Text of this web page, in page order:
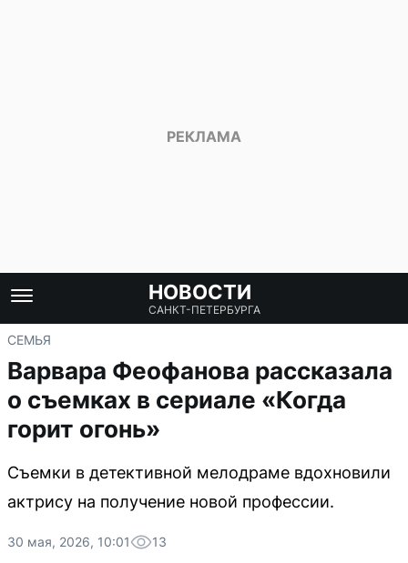
НОВОСТИ
САНКТ-ПЕТЕРБУРГА
СЕМЬЯ
Варвара Феофанова рассказала
о съемках в сериале «Когда
горит огонь»
Съемки в детективной мелодраме вдохновили
актрису на получение новой профессии.
30 мая, 2026, 10:01 13